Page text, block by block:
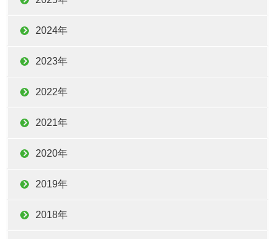
2024年
2023年
2022年
2021年
2020年
2019年
2018年